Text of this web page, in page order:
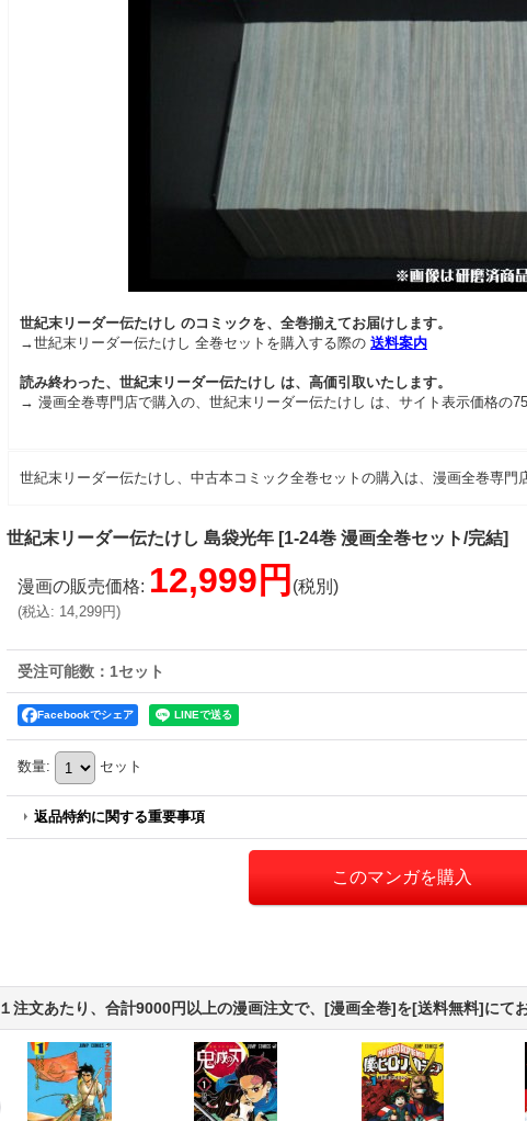
世紀末リーダー伝たけし のコミックを、全巻揃えてお届けします。
→世紀末リーダー伝たけし 全巻セットを購入する際の 送料案内
読み終わった、世紀末リーダー伝たけし は、高価引取いたします。
→ 漫画全巻専門店で購入の、世紀末リーダー伝たけし は、サイト表示価格の
世紀末リーダー伝たけし、中古本コミック全巻セットの購入は、漫画全巻専門
世紀末リーダー伝たけし 島袋光年 [1-24巻 漫画全巻セット/完結]
漫画の販売価格: 12,999円 (税別)
(税込: 14,299円)
受注可能数：1セット
Facebookでシェア
数量: セット
返品特約に関する重要事項
１注文あたり、合計9000円以上の漫画注文で、[漫画全巻]を[送料無料]にて